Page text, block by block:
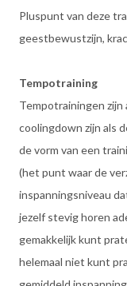
Pluspunt van deze
geestbewustzijn,
Tempotraining
Tempotrainingen
coolingdown zijn als
de vorm van een
(het punt waar de
inspanningsniveau
jezelf stevig horen
gemakkelijk kunt
helemaal niet kunt